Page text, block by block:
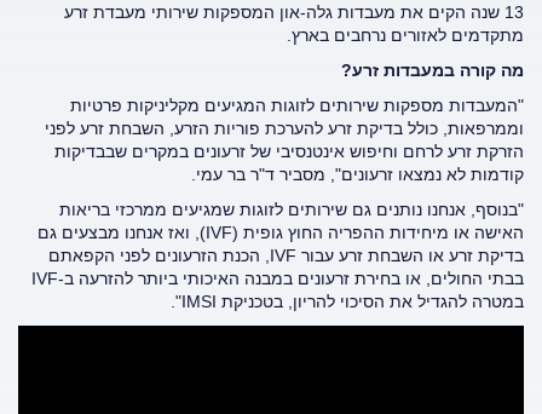
13 שנה הקים את מעבדות גלה-און המספקות שירותי מעבדת זרע
מתקדמים לאזורים נרחבים בארץ.
מה קורה במעבדות זרע?
"המעבדות מספקות שירותים לזוגות המגיעים מקליניקות פרטיות
וממרפאות, כולל בדיקת זרע להערכת פוריות הזרע, השבחת זרע לפני
הזרקת זרע לרחם וחיפוש אינטנסיבי של זרעונים במקרים שבבדיקות
קודמות לא נמצאו זרעונים", מסביר ד"ר בר עמי.
"בנוסף, אנחנו נותנים גם שירותים לזוגות שמגיעים ממרכזי בריאות
האישה או מיחידות ההפריה החוץ גופית (IVF), ואז אנחנו מבצעים גם
בדיקת זרע או השבחת זרע עבור IVF, הכנת הזרעונים לפני הקפאתם
בבתי החולים, או בחירת זרעונים במבנה האיכותי ביותר להזרעה ב-IVF
במטרה להגדיל את הסיכוי להריון, בטכניקת IMSI".